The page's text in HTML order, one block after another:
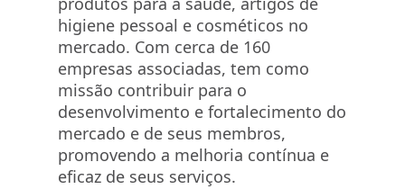
higiene pessoal e cosméticos no
mercado. Com cerca de 160
empresas associadas, tem como
missão contribuir para o
desenvolvimento e fortalecimento do
mercado e de seus membros,
promovendo a melhoria contínua e
eficaz de seus serviços.